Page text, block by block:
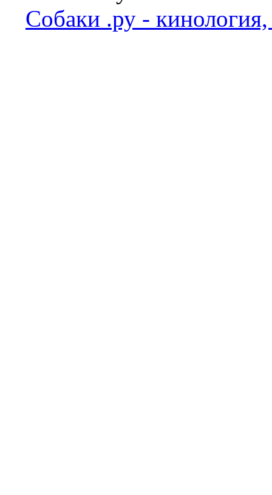
Собаки .ру - кинология,